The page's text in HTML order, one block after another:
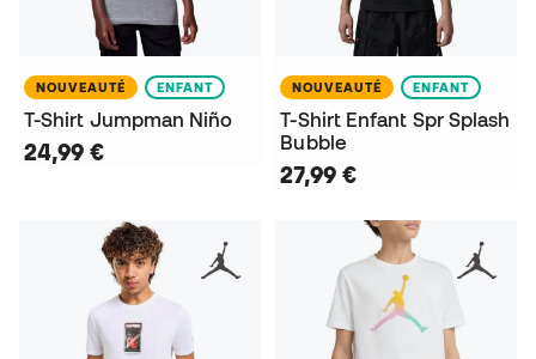
NOUVEAUTÉ ENFANT
T-Shirt Jumpman Niño
24,99 €
NOUVEAUTÉ ENFANT
T-Shirt Enfant Spr Splash
Bubble
27,99 €